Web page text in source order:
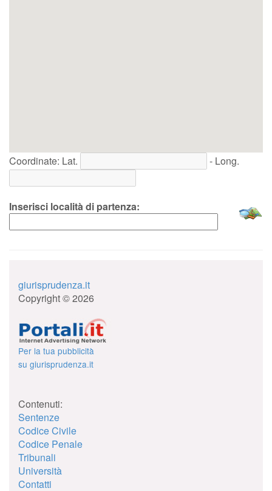
Coordinate: Lat. - Long.
Inserisci località di partenza:
giurisprudenza.it
Copyright © 2026
Per la tua pubblicità
su giurisprudenza.it
Contenuti:
Sentenze
Codice Civile
Codice Penale
Tribunali
Università
Contatti